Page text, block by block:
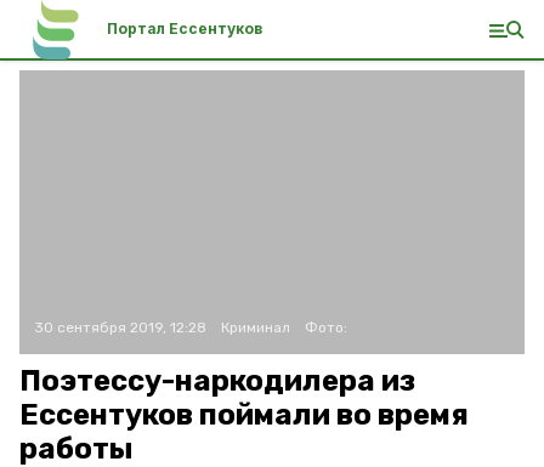
Портал Ессентуков
30 сентября 2019, 12:28 Криминал Фото:
Поэтессу-наркодилера из
Ессентуков поймали во время
работы